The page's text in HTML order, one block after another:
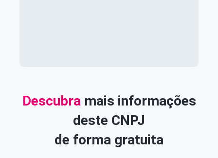
Descubramais informações
deste CNPJ
de forma gratuita